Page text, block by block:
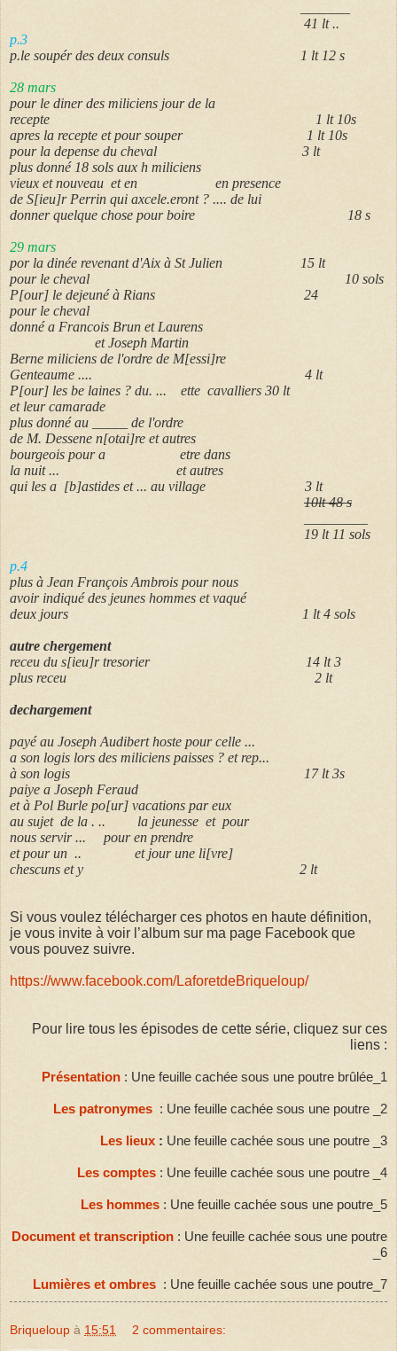
41 lt ..
p.3
p.le soupér des deux consuls 1 lt 12 s
28 mars
pour le diner des miliciens jour de la
recepte 1 lt 10s
apres la recepte et pour souper 1 lt 10s
pour la depense du cheval 3 lt
plus donné 18 sols aux h miliciens
vieux et nouveau et en en presence
de S[ieu]r Perrin qui axcele.eront ? .... de lui
donner quelque chose pour boire 18 s
29 mars
por la dinée revenant d'Aix à St Julien 15 lt
pour le cheval 10 sols
P[our] le dejeuné à Rians 24
pour le cheval
donné a Francois Brun et Laurens
et Joseph Martin
Berne miliciens de l'ordre de M[essi]re
Genteaume .... 4 lt
P[our] les be laines ? du. ... ette cavalliers 30 lt
et leur camarade
plus donné au _____ de l'ordre
de M. Dessene n[otai]re et autres
bourgeois pour a etre dans
la nuit ... et autres
qui les a [b]astides et ... au village 3 lt
10lt 48 s
19 lt 11 sols
p.4
plus à Jean François Ambrois pour nous
avoir indiqué des jeunes hommes et vaqué
deux jours 1 lt 4 sols
autre chergement
receu du s[ieu]r tresorier 14 lt 3
plus receu 2 lt
dechargement
payé au Joseph Audibert hoste pour celle ...
a son logis lors des miliciens paisses ? et rep...
à son logis 17 lt 3s
paiye a Joseph Feraud
et à Pol Burle po[ur] vacations par eux
au sujet de la . .. la jeunesse et pour
nous servir ... pour en prendre
et pour un .. et jour une li[vre]
chescuns et y 2 lt
Si vous voulez télécharger ces photos en haute définition,
je vous invite à voir l’album sur ma page Facebook que
vous pouvez suivre.
https://www.facebook.com/LaforetdeBriqueloup/
Pour lire tous les épisodes de cette série, cliquez sur ces
liens :
Présentation : Une feuille cachée sous une poutre brûlée_1
Les patronymes : Une feuille cachée sous une poutre _2
Les lieux : Une feuille cachée sous une poutre _3
Les comptes : Une feuille cachée sous une poutre _4
Les hommes : Une feuille cachée sous une poutre_5
Document et transcription : Une feuille cachée sous une poutre
_6
Lumières et ombres : Une feuille cachée sous une poutre_7
Briqueloup à 15:51 2 commentaires: